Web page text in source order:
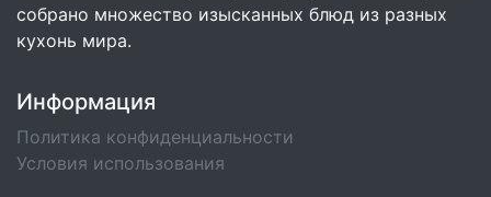
собрано множество изысканных блюд из разных
кухонь мира.
Информация
Политика конфиденциальности
Условия использования